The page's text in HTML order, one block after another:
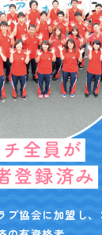
ブ協会に加盟し